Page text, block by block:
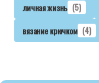
личная жизнь (5)
вязание крючком (4)